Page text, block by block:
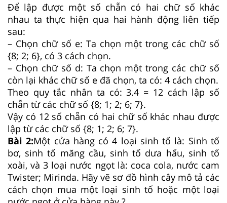
Để lập được một số chẵn có hai chữ số khác
nhau ta thực hiện qua hai hành động liên tiếp
sau:
– Chọn chữ số e: Ta chọn một trong các chữ số
{8; 2; 6}, có 3 cách chọn.
– Chọn chữ số d: Ta chọn một trong các chữ số
còn lại khác chữ số e đã chọn, ta có: 4 cách chọn.
Theo quy tắc nhân ta có: 3.4 = 12 cách lập số
chẵn từ các chữ số {8; 1; 2; 6; 7}.
Vậy có 12 số chẵn có hai chữ số khác nhau được
lập từ các chữ số {8; 1; 2; 6; 7}.
Bài 2:Một cửa hàng có 4 loại sinh tố là: Sinh tố
bơ, sinh tố mãng cầu, sinh tố dưa hấu, sinh tố
xoài, và 3 loại nước ngọt là: coca cola, nước cam
Twister; Mirinda. Hãy vẽ sơ đồ hình cây mô tả các
cách chọn mua một loại sinh tố hoặc một loại